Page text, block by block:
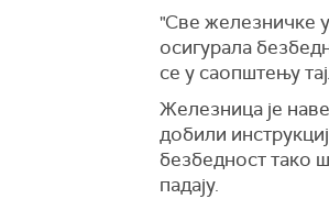
"Све железничке
осигурала
се у саопштењу
Железница је
добили
безбедност тако
падају.